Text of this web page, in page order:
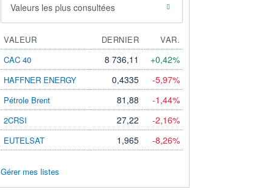
Valeurs les plus consultées
VALEUR DERNIER
VAR.
CAC 40
8 736,11 +0,42%
HAFFNER ENERGY 0,4335 -5,97%
Pétrole Brent 81,88 -1,44%
2CRSI 27,22 -2,16%
EUTELSAT 1,965 -8,26%
Gérer mes listes